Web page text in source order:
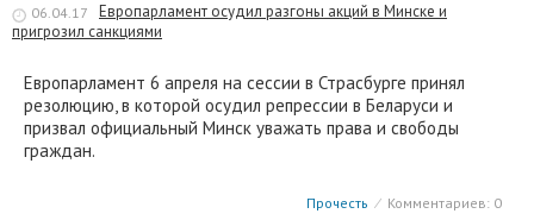
06.04.17
Европарламент осудил разгоны акций в Минске и
пригрозил санкциями
Европарламент 6 апреля на сессии в Страсбурге принял
резолюцию, в которой осудил репрессии в Беларуси и
призвал официальный Минск уважать права и свободы
граждан.
Прочесть ⁄ Комментариев: 0